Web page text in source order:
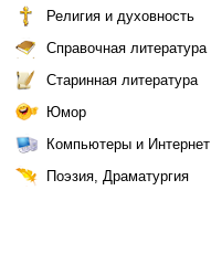
Религия и духовность
Справочная литература
Старинная литература
Юмор
Компьютеры и Интернет
Поэзия, Драматургия